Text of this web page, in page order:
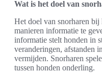
Wat is het doel van
Het doel van snorharen
manieren informatie te
informatie stelt honden in
veranderingen, afstanden
vermijden. Snorharen
tussen honden onderling.